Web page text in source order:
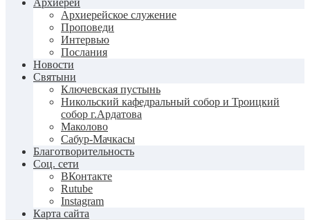
Архиерей
Архиерейское служение
Проповеди
Интервью
Послания
Новости
Святыни
Ключевская пустынь
Никольский кафедральный собор и Троицкий
собор г.Ардатова
Маколово
Сабур-Мачкасы
Благотворительность
Соц. сети
ВКонтакте
Rutube
Instagram
Карта сайта